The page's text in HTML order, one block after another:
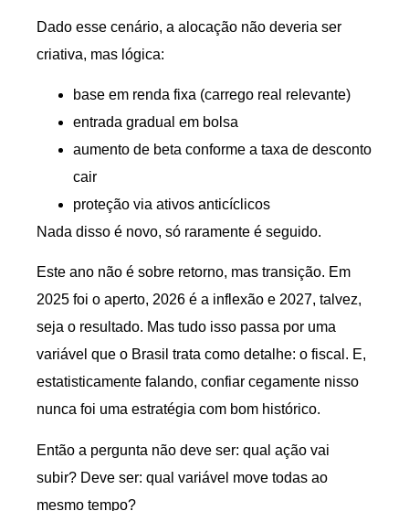
Dado esse cenário, a alocação não deveria ser
criativa, mas lógica:
base em renda fixa (carrego real relevante)
entrada gradual em bolsa
aumento de beta conforme a taxa de desconto
cair
proteção via ativos anticíclicos
Nada disso é novo, só raramente é seguido.
Este ano não é sobre retorno, mas transição. Em
2025 foi o aperto, 2026 é a inflexão e 2027, talvez,
seja o resultado. Mas tudo isso passa por uma
variável que o Brasil trata como detalhe: o fiscal. E,
estatisticamente falando, confiar cegamente nisso
nunca foi uma estratégia com bom histórico.
Então a pergunta não deve ser: qual ação vai
subir? Deve ser: qual variável move todas ao
mesmo tempo?